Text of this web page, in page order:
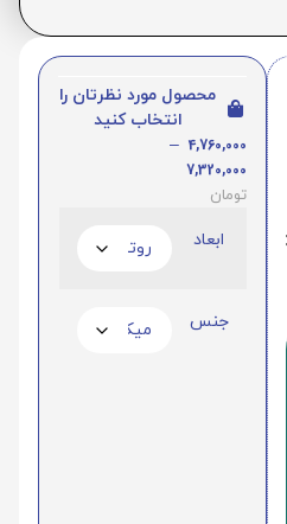
محصول مورد نظرتان را
انتخاب کنید
4,760,000
–
7,320,000
تومان
ابعاد
جنس